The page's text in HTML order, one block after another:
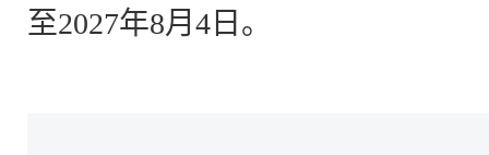
至2027年8月 4 日。